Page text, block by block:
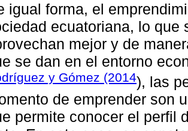
igual forma, el
ecuatoriana, lo que
mejor y de
se dan en el entorno
y Gómez (2014), las
de emprender son
permite conocer el perfil